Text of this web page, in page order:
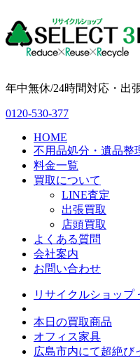
年中無休/24時間対応・出
0120-530-377
HOME
不用品処分・遺品整
料金一覧
買取について
LINE査定
出張買取
店頭買取
よくある質問
会社案内
お問い合わせ
リサイクルショップ
本日の買取商品
オフィス家具
広島市内にて超絶び